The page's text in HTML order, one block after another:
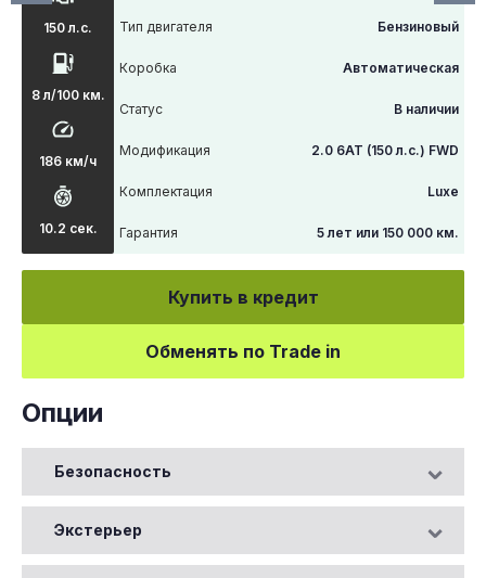
150 л.с.
8 л/100 км.
186 км/ч
10.2 сек.
Тип двигателя Бензиновый
Коробка Автоматическая
Статус В наличии
Модификация 2.0 6АТ (150 л.с.) FWD
Комплектация Luxe
Гарантия 5 лет или 150 000 км.
Купить в кредит
Обменять по Trade in
Опции
Безопасность
Экстерьер